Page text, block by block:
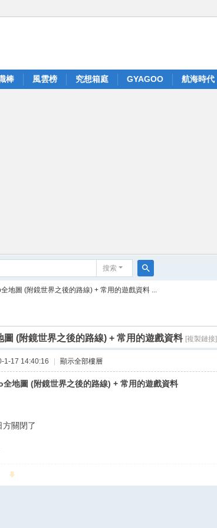
棒 風雲榜 究想箱庭 GYAGOO 航海時代
搜索
搜
地圖 (附鏡世界之後的路線) + 常用的遊戲資料 ...
(附鏡世界之後的路線) + 常用的遊戲資料 [複製鏈接]
1-17 14:40:16 顯示全部樓層
地圖 (附鏡世界之後的路線) + 常用的遊戲資料
關閉了